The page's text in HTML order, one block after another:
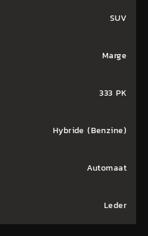
SUV
Marge
333 PK
Hybride (Benzine)
Automaat
Leder